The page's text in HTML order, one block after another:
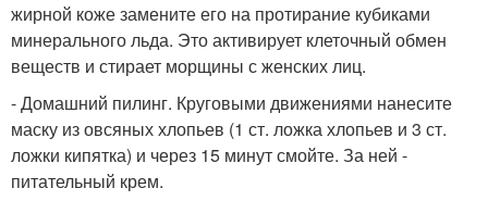
жирной коже замените его на протирание кубиками
минерального льда. Это активирует клеточный обмен
веществ и стирает морщины с женских лиц.
- Домашний пилинг. Круговыми движениями нанесите
маску из овсяных хлопьев (1 ст. ложка хлопьев и 3 ст.
ложки кипятка) и через 15 минут смойте. За ней -
питательный крем.